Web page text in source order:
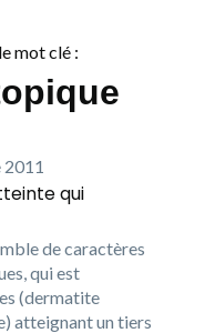
mot clé :
qui
de caractères
qui est
(dermatite
atteignant un tiers